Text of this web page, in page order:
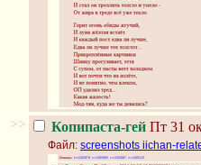
>> Копипаста-гей Пт 31
Файл: screenshots iichan-